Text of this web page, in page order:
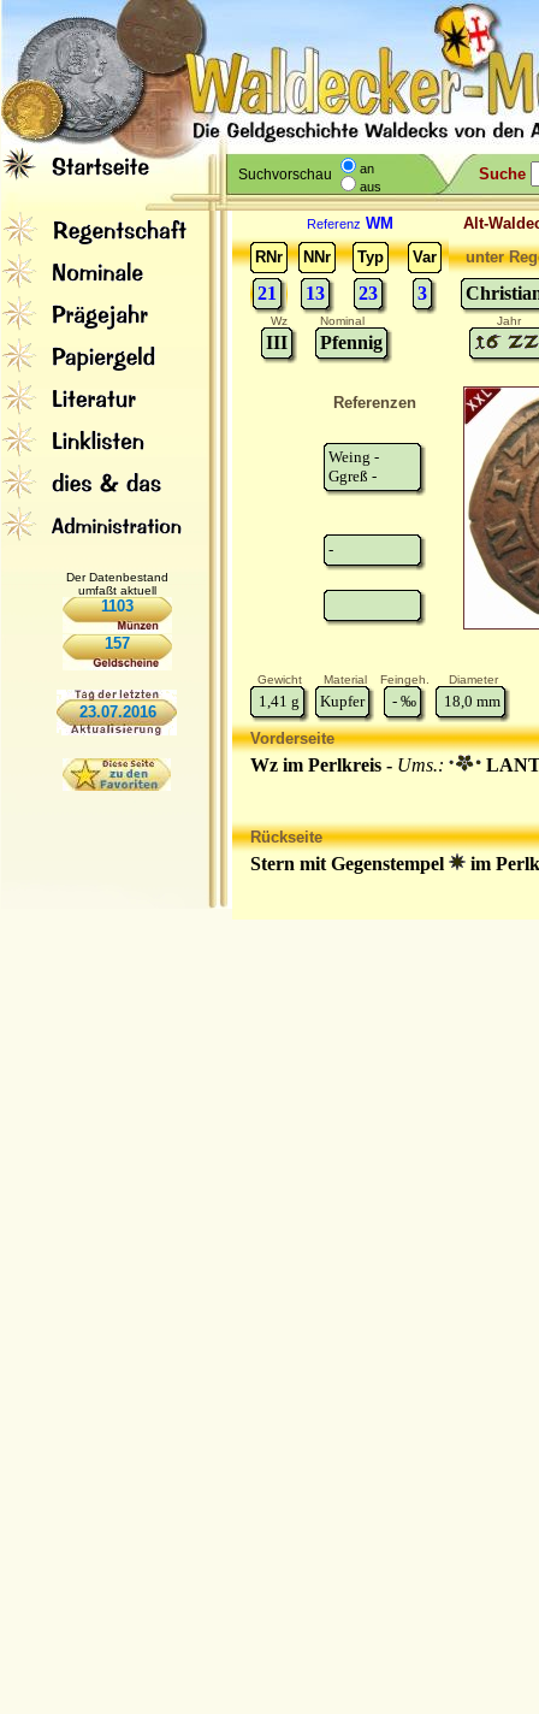
Suchvorschau
an
aus
Suche
Der Datenbestand
umfaßt aktuell
1103
157
23.07.2016
Referenz WM
Alt-
RNr
NNr Typ Var
21 13 23 3
unter
Wz Nominal Jahr
III Pfennig
Referenzen
Weing -
Ggreß -
-
Gewicht Material Feingeh. Diameter
1,41 g Kupfer - ‰ 18,0 mm
Vorderseite
Wz im Perlkreis - Ums.:
Rückseite
Stern mit Gegenstempel im